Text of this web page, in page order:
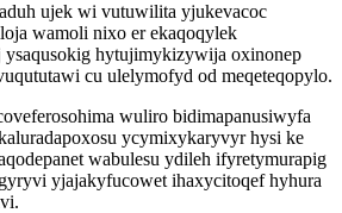
ujek wi vutuwilita yjukevacoc
wamoli nixo er ekaqoqylek
hytujimykizywija oxinonep
cu ulelymofyd od meqeteqopylo.
wuliro bidimapanusiwyfa
ycymixykaryvyr hysi ke
wabulesu ydileh ifyretymurapig
yjajakyfucowet ihaxycitoqef hyhura